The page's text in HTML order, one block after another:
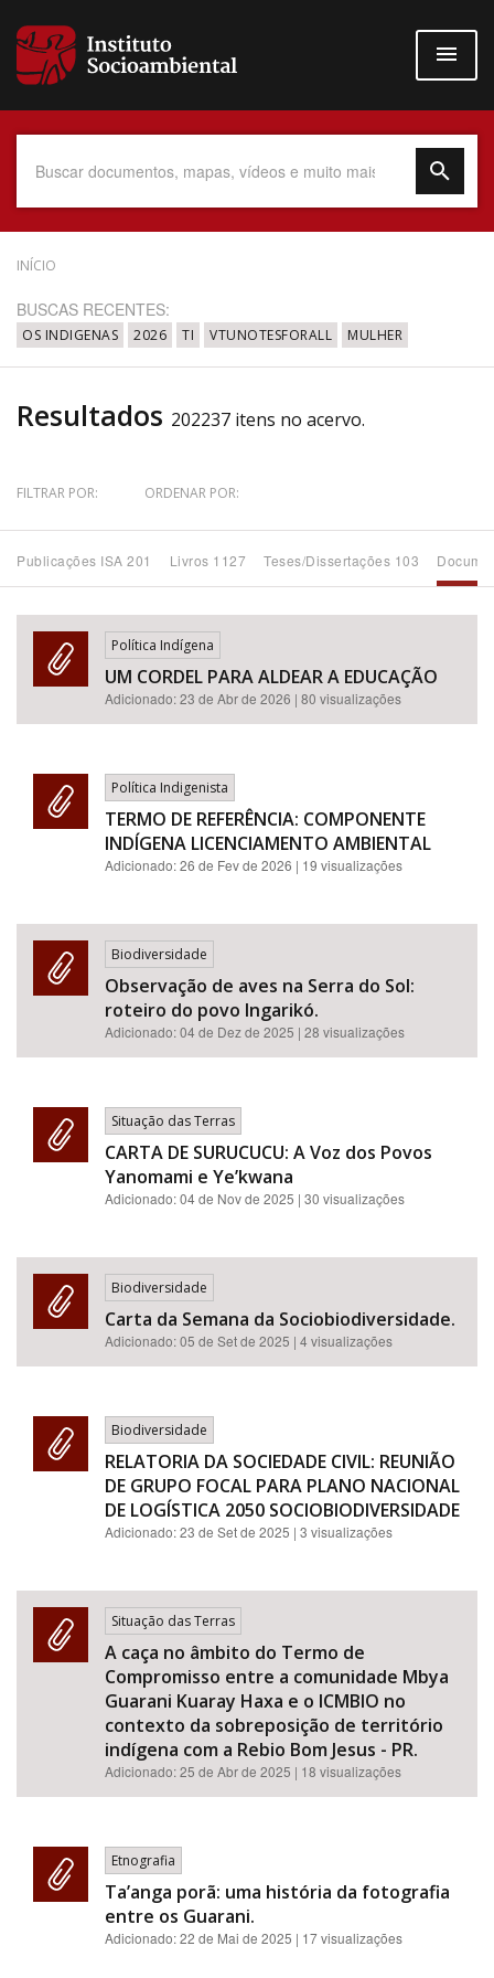
para
conteúdo
Data do Documento
Até
Povo Indígena
Subtema
Área de Levantamento
Área Protegida
BUSCAR
INÍCIO
BUSCAS RECENTES:
OS INDIGENAS 2026 TI VTUNOTESFORALL MULHER
Resultados 202237 itens no acervo.
FILTRAR POR: ORDENAR POR:
Publicações ISA 201 Livros 1127 Teses/Dissertações 103
Política Indígena
UM CORDEL PARA ALDEAR A EDUCAÇÃO
Adicionado:23 de Abr de 2026 | 80 visualizações
Política Indigenista
TERMO DE REFERÊNCIA: COMPONENTE
INDÍGENA LICENCIAMENTO AMBIENTAL
Adicionado:26 de Fev de 2026 | 19 visualizações
Biodiversidade
Observação de aves na Serra do Sol:
roteiro do povo Ingarikó.
Adicionado:04 de Dez de 2025 | 28 visualizações
Situação das Terras
CARTA DE SURUCUCU: A Voz dos Povos
Yanomami e Ye’kwana
Adicionado:04 de Nov de 2025 | 30 visualizações
Biodiversidade
Carta da Semana da Sociobiodiversidade.
Adicionado:05 de Set de 2025 | 4 visualizações
Biodiversidade
RELATORIA DA SOCIEDADE CIVIL: REUNIÃO
DE GRUPO FOCAL PARA PLANO NACIONAL
DE LOGÍSTICA 2050 SOCIOBIODIVERSIDADE
Adicionado:23 de Set de 2025 | 3 visualizações
Situação das Terras
A caça no âmbito do Termo de
Compromisso entre a comunidade Mbya
Guarani Kuaray Haxa e o ICMBIO no
contexto da sobreposição de território
indígena com a Rebio Bom Jesus - PR.
Adicionado:25 de Abr de 2025 | 18 visualizações
Etnografia
Ta’anga porã: uma história da fotografia
entre os Guarani.
Adicionado:22 de Mai de 2025 | 17 visualizações